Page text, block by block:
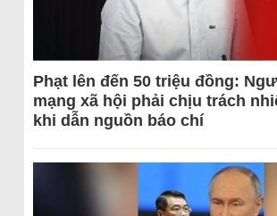
Phạt lên đến 50 triệu đồng:
mạng xã hội phải chịu trách
khi dẫn nguồn báo chí